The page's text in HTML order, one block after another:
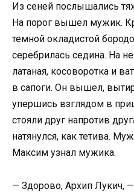
Из сеней послышались
На порог вышел мужик.
темной окладистой
серебрилась седина. На
латаная, косоворотка и
в сапоги. Он вышел,
упершись взглядом в
стояли друг напротив
натянулся, как тетива.
Максим узнал мужика.
— Здорово, Архип Лукич,